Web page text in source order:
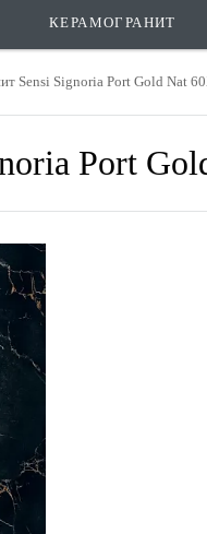
КЕРАМОГРАНИТ
Sensi Signoria Port Gold Nat
Port